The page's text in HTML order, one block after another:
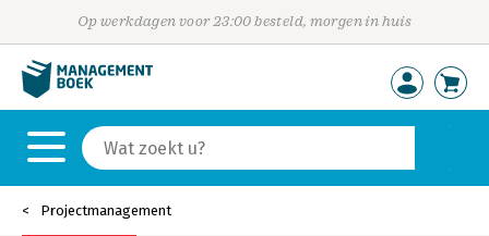
Op werkdagen voor 23:00 besteld, morgen in huis
Projectmanagement